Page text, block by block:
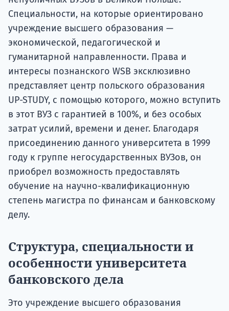
Специальности, на которые ориентировано
учреждение высшего образования —
экономической, педагогической и
гуманитарной направленности. Права и
интересы познанского WSB эксклюзивно
представляет центр польского образования
UP-STUDY, с помощью которого, можно вступить
в этот ВУЗ с гарантией в 100%, и без особых
затрат усилий, времени и денег. Благодаря
присоединению данного университета в 1999
году к группе негосударственных ВУЗов, он
приобрел возможность предоставлять
обучение на научно-квалификационную
степень магистра по финансам и банковскому
делу.
Структура, специальности и
особенности университета
банковского дела
Это учреждение высшего образования